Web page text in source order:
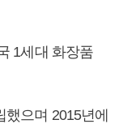
1세대 화장품
했으며 2015년에